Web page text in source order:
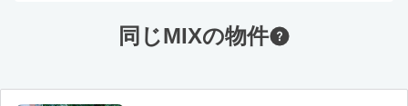
同じMIXの物件